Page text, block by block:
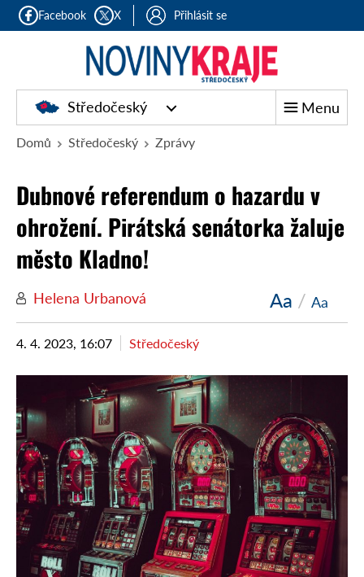
Facebook X Přihlásit se
Středočeský Menu
Domů Středočeský Zprávy
Dubnové referendum o hazardu v
ohrožení. Pirátská senátorka žaluje
město Kladno!
Helena Urbanová Aa / Aa
4. 4. 2023, 16:07 Středočeský